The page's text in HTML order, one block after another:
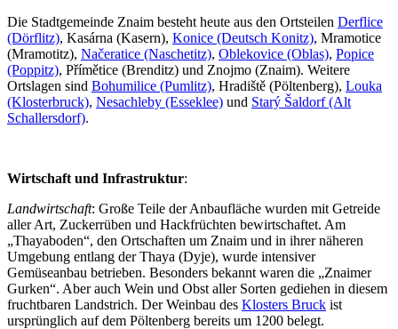
Die Stadtgemeinde Znaim besteht heute aus den Ortsteilen Derflice
(Dörflitz), Kasárna (Kasern), Konice (Deutsch Konitz), Mramotice
(Mramotitz), Načeratice (Naschetitz), Oblekovice (Oblas), Popice
(Poppitz), Přímětice (Brenditz) und Znojmo (Znaim). Weitere
Ortslagen sind Bohumilice (Pumlitz), Hradiště (Pöltenberg), Louka
(Klosterbruck), Nesachleby (Esseklee) und Starý Šaldorf (Alt
Schallersdorf).
Wirtschaft und Infrastruktur:
Landwirtschaft: Große Teile der Anbaufläche wurden mit Getreide
aller Art, Zuckerrüben und Hackfrüchten bewirtschaftet. Am
„Thayaboden“, den Ortschaften um Znaim und in ihrer näheren
Umgebung entlang der Thaya (Dyje), wurde intensiver
Gemüseanbau betrieben. Besonders bekannt waren die „Znaimer
Gurken“. Aber auch Wein und Obst aller Sorten gediehen in diesem
fruchtbaren Landstrich. Der Weinbau des Klosters Bruck ist
ursprünglich auf dem Pöltenberg bereits um 1200 belegt.